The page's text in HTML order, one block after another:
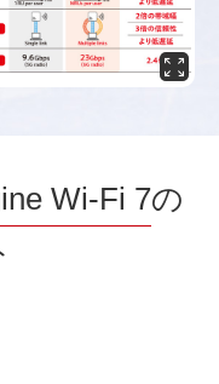
Wi-Fi 7の